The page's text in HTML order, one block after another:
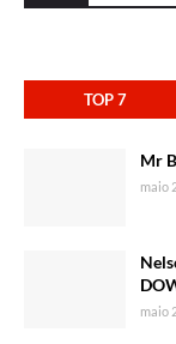
TOP 7
Mr
maio
maio